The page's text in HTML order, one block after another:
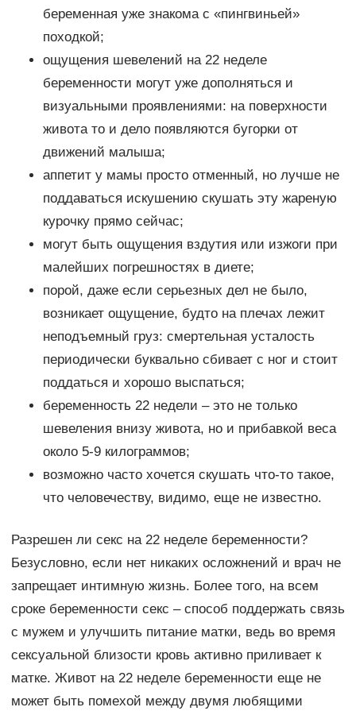
беременная уже знакома с «пингвиньей»
походкой;
ощущения шевелений на 22 неделе
беременности могут уже дополняться и
визуальными проявлениями: на поверхности
живота то и дело появляются бугорки от
движений малыша;
аппетит у мамы просто отменный, но лучше не
поддаваться искушению скушать эту жареную
курочку прямо сейчас;
могут быть ощущения вздутия или изжоги при
малейших погрешностях в диете;
порой, даже если серьезных дел не было,
возникает ощущение, будто на плечах лежит
неподъемный груз: смертельная усталость
периодически буквально сбивает с ног и стоит
поддаться и хорошо выспаться;
беременность 22 недели – это не только
шевеления внизу живота, но и прибавкой веса
около 5-9 килограммов;
возможно часто хочется скушать что-то такое,
что человечеству, видимо, еще не известно.
Разрешен ли секс на 22 неделе беременности?
Безусловно, если нет никаких осложнений и врач не
запрещает интимную жизнь. Более того, на всем
сроке беременности секс – способ поддержать связь
с мужем и улучшить питание матки, ведь во время
сексуальной близости кровь активно приливает к
матке. Живот на 22 неделе беременности еще не
может быть помехой между двумя любящими